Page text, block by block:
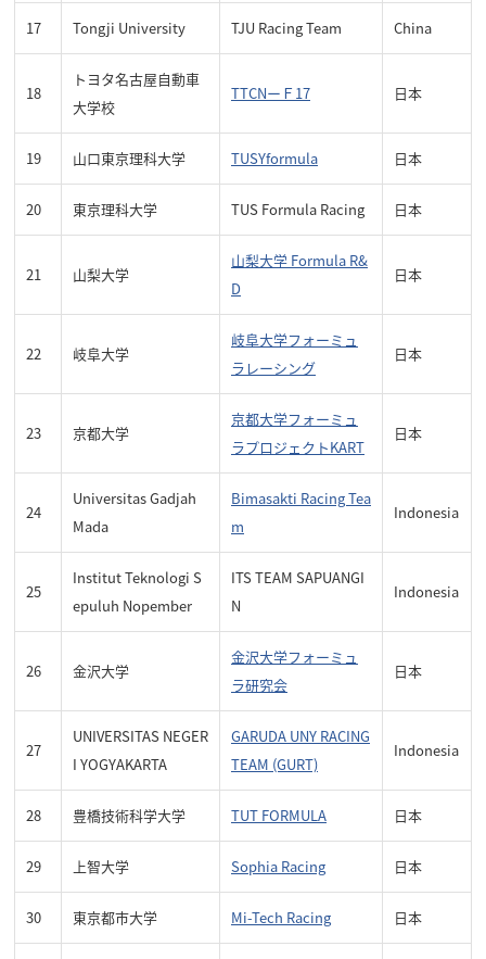
17 Tongji University TJU Racing Team China
18
トヨタ名古屋自動車
大学校
TTCNーＦ17 日本
19 山口東京理科大学 TUSYformula 日本
20 東京理科大学 TUS Formula Racing 日本
21 山梨大学
山梨大学 Formula R&
D
日本
22 岐阜大学
岐阜大学フォーミュ
ラレーシング
日本
23 京都大学
京都大学フォーミュ
ラプロジェクトKART
日本
24
Universitas Gadjah
Mada
Bimasakti Racing Tea
m
Indonesia
25
Institut Teknologi S
epuluh Nopember
ITS TEAM SAPUANGI
N
Indonesia
26 金沢大学
金沢大学フォーミュ
ラ研究会
日本
27
UNIVERSITAS NEGER
I YOGYAKARTA
GARUDA UNY RACING
TEAM (GURT)
Indonesia
28 豊橋技術科学大学 TUT FORMULA 日本
29 上智大学 Sophia Racing 日本
30 東京都市大学 Mi-Tech Racing 日本